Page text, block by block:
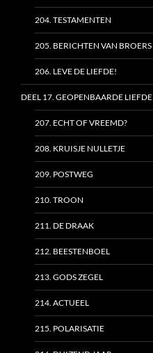
204. TESTAMENTEN
205. BERICHTEN VAN BROERS
206. LEVE DE LIEFDE!
DEEL 17. GEOPENBAARDE LIEFDE
207. ECHT OF VREEMD?
208. KRUISJE NULLETJE
209. POSTWEG
210. TROON
211. DE DRAAK
212. BEESTENBOEL
213. GODS ZEGEL
214. ACTUEEL
215. POLARISATIE